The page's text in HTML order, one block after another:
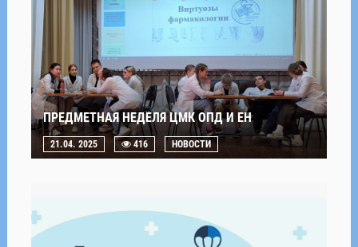
ПРЕДМЕТНАЯ НЕДЕЛЯ ЦМК ОПД И ЕН
21.04. 2025 416 НОВОСТИ